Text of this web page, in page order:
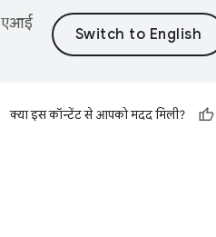
एआई
क्या इस कॉन्टेंट से आपको मदद मिली?